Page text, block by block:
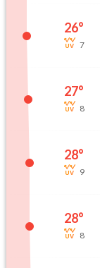
26°
7
27°
8
28°
9
28°
8